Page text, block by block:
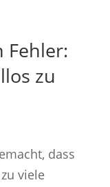
Fehler:
zu
dass
viele